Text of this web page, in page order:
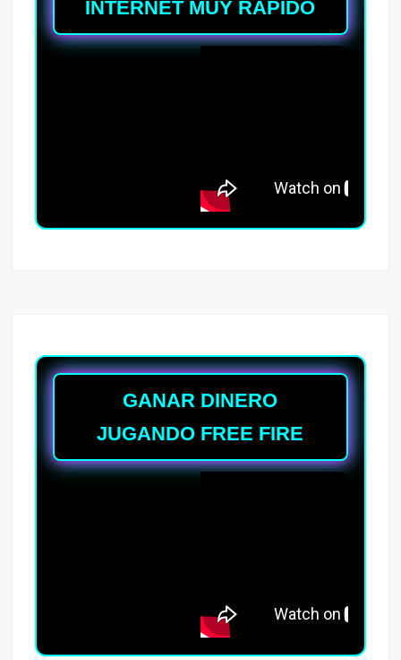
INTERNET MUY RÁPIDO
GANAR DINERO
JUGANDO FREE FIRE